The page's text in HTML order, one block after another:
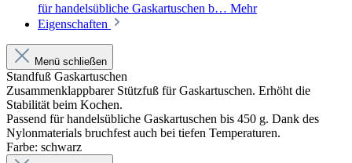
für handelsübliche Gaskartuschen b… Mehr
Eigenschaften
Menü schließen
Standfuß Gaskartuschen
Zusammenklappbarer Stützfuß für Gaskartuschen. Erhöht die
Stabilität beim Kochen.
Passend für handelsübliche Gaskartuschen bis 450 g. Dank des
Nylonmaterials bruchfest auch bei tiefen Temperaturen.
Farbe: schwarz